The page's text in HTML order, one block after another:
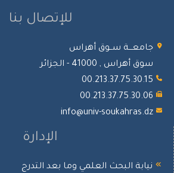
للإتصال بنا
ســوق أهراس
, 41000 - الجزائر
info@univ-
الإدارة
البحث العلمي وما بعد التدرج